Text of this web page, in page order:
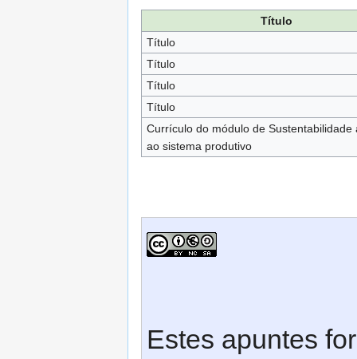
Título
Título
Título
Título
Título
Currículo do módulo de Sustentabilidade
ao sistema produtivo
Estes apuntes